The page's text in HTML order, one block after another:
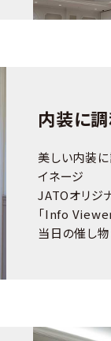
内装に
美しい内装
イネージ
JATOオリジ
「Info
当日の催し